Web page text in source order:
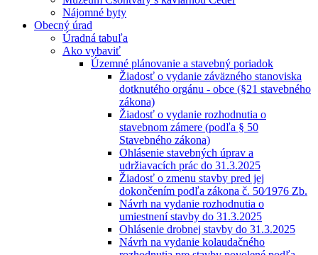
Nájomné byty
Obecný úrad
Úradná tabuľa
Ako vybaviť
Územné plánovanie a stavebný poriadok
Žiadosť o vydanie záväzného stanoviska
dotknutého orgánu - obce (§21 stavebného
zákona)
Žiadosť o vydanie rozhodnutia o
stavebnom zámere (podľa § 50
Stavebného zákona)
Ohlásenie stavebných úprav a
udržiavacích prác do 31.3.2025
Žiadosť o zmenu stavby pred jej
dokončením podľa zákona č. 50⁄1976 Zb.
Návrh na vydanie rozhodnutia o
umiestnení stavby do 31.3.2025
Ohlásenie drobnej stavby do 31.3.2025
Návrh na vydanie kolaudačného